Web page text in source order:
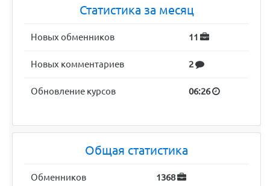
Статистика за месяц
Новых обменников 11
Новых комментариев 2
Обновление курсов 06:26
Общая статистика
Обменников 1368